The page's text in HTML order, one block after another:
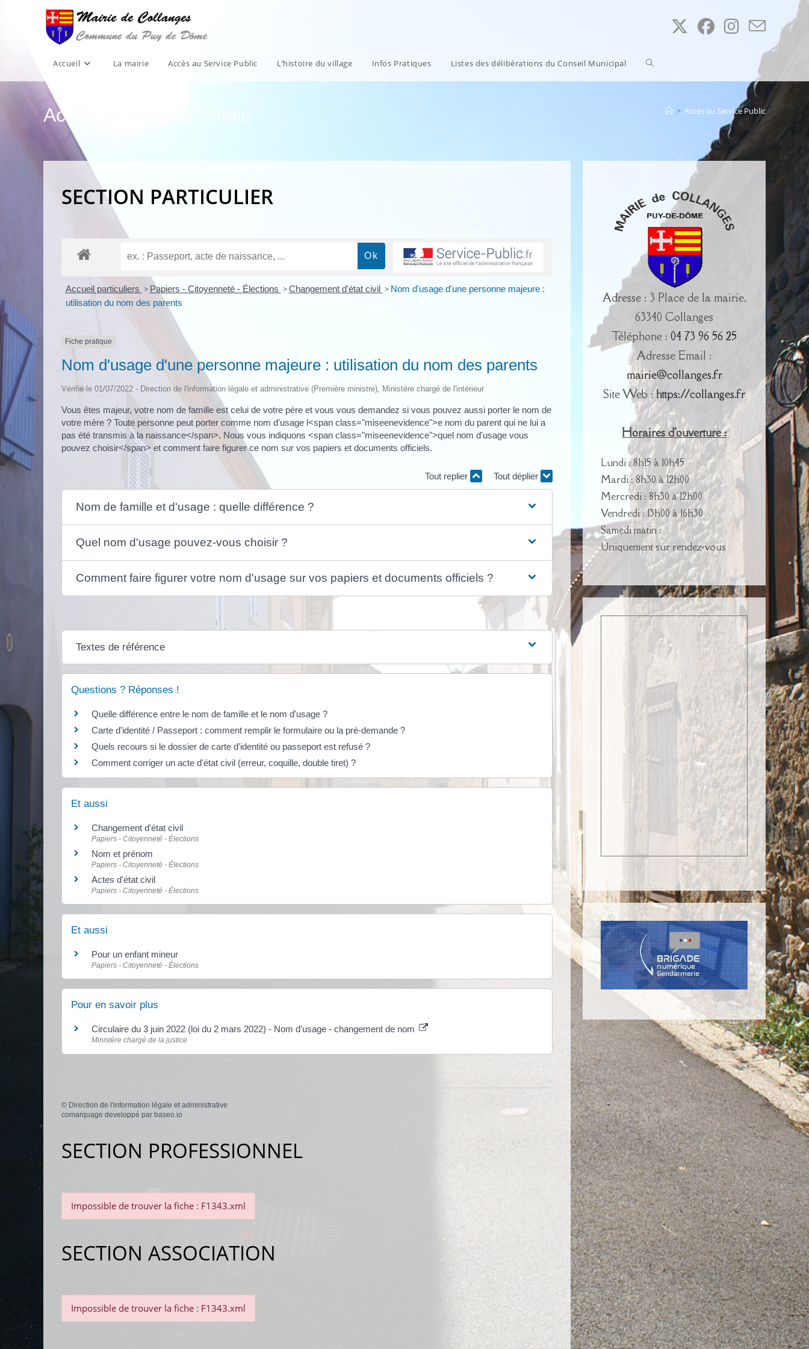
Accueil La mairie Accès au Service Public L’histoire du village Infos Pratiques Listes des délibérations du Conseil Municipal Toggle
Accès au Service Public > Accès au Service Public
SECTION PARTICULIER
Accueil particuliers > Papiers - Citoyenneté - Élections > Changement d'état civil > Nom d'usage d'une personne majeure :
utilisation du nom des parents
Fiche pratique
Nom d'usage d'une personne majeure : utilisation du nom des parents
Vérifié le 01/07/2022 - Direction de l'information légale et administrative (Première ministre), Ministère chargé de l'intérieur
Vous êtes majeur, votre nom de famille est celui de votre père et vous vous demandez si vous pouvez aussi porter le nom de
votre mère ? Toute personne peut porter comme nom d'usage l<span class="miseenevidence">e nom du parent qui ne lui a
pas été transmis à la naissance</span>. Nous vous indiquons <span class="miseenevidence">quel nom d'usage vous
pouvez choisir</span> et comment faire figurer ce nom sur vos papiers et documents officiels.
Tout replier Tout déplier
Nom de famille et d'usage : quelle différence ?
Quel nom d'usage pouvez-vous choisir ?
Comment faire figurer votre nom d'usage sur vos papiers et documents officiels ?
Textes de référence
Questions ? Réponses !
Quelle différence entre le nom de famille et le nom d'usage ?
Carte d'identité / Passeport : comment remplir le formulaire ou la pré-demande ?
Quels recours si le dossier de carte d'identité ou passeport est refusé ?
Comment corriger un acte d'état civil (erreur, coquille, double tiret) ?
Et aussi
Changement d'état civil
Papiers - Citoyenneté - Élections
Nom et prénom
Papiers - Citoyenneté - Élections
Actes d'état civil
Papiers - Citoyenneté - Élections
Et aussi
Pour un enfant mineur
Papiers - Citoyenneté - Élections
Pour en savoir plus
Circulaire du 3 juin 2022 (loi du 2 mars 2022) - Nom d'usage - changement de nom
Ministère chargé de la justice
© Direction de l'information légale et administrative
comarquage developpé par baseo.io
SECTION PROFESSIONNEL
Impossible de trouver la fiche : F1343.xml
SECTION ASSOCIATION
Impossible de trouver la fiche : F1343.xml
Adresse : 3 Place de la mairie,
63340 Collanges
Téléphone : 04 73 96 56 25
Adresse Email :
mairie@collanges.fr
Site Web :https://collanges.fr
Horaires d'ouverture :
Lundi : 8h15 à 10h45
Mardi : 8h30 à 12h00
Mercredi : 8h30 à 12h00
Vendredi : 13h00 à 16h30
Samedi matin :
Uniquement sur rendez-vous